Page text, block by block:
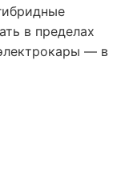
в пределах
— в